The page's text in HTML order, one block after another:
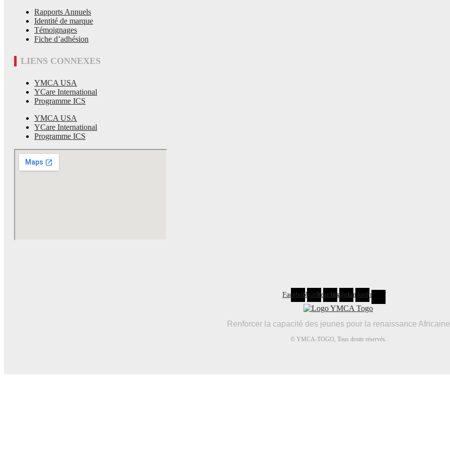
Rapports Annuels
Identité de marque
Témoignages
Fiche d’adhésion
LIENS CONNEXES
YMCA USA
YCare International
Programme ICS
YMCA USA
YCare International
Programme ICS
FacebookTwitterYoutubeInstagramLinkedin
Renforcer la capacité des jeunes pour la renaissance Africaine
© YMCA-TOGO, Tous droits réservés.